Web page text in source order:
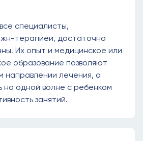
специалисты,
терапией, достаточно
Их опыт и медицинское или
образование позволяют
направлении лечения, а
на одной волне с ребенком
занятий.